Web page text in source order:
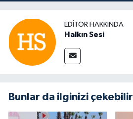
EDITÖR HAKKINDA
Halkın Sesi
Bunlar da ilginizi çekebilir